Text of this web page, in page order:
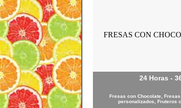
FRESAS CON
24 Horas -
Fresas con Chocolate,
personalizados, Fruteros